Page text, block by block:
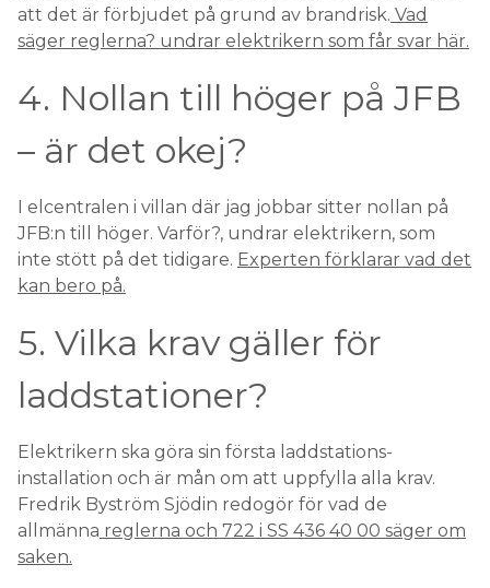
att det är förbjudet på grund av brandrisk. Vad
säger reglerna? undrar elektrikern som får svar här.
4. Nollan till höger på JFB
– är det okej?
I elcentralen i villan där jag jobbar sitter nollan på
JFB:n till höger. Varför?, undrar elektrikern, som
inte stött på det tidigare. Experten förklarar vad det
kan bero på.
5. Vilka krav gäller för
laddstationer?
Elektrikern ska göra sin första laddstations-
installation och är mån om att uppfylla alla krav.
Fredrik Byström Sjödin redogör för vad de
allmänna reglerna och 722 i SS 436 40 00 säger om
saken.